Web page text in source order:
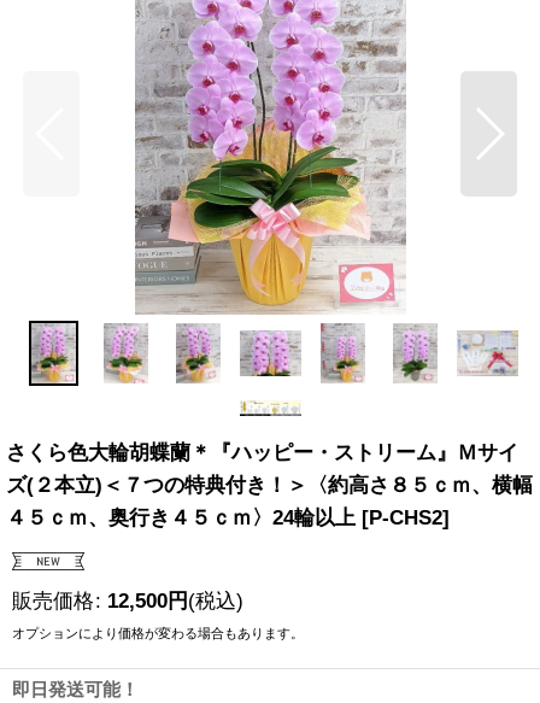
さくら色大輪胡蝶蘭＊『ハッピー・ストリーム』Ｍサイ
ズ(２本立)＜７つの特典付き！＞〈約高さ８５ｃｍ、横幅
４５ｃｍ、奥行き４５ｃｍ〉24輪以上 [P-CHS2]
販売価格: 12,500円 (税込)
オプションにより価格が変わる場合もあります。
即日発送可能！